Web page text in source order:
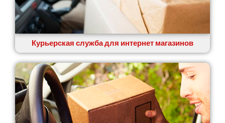
Курьерская служба для интернет магазинов